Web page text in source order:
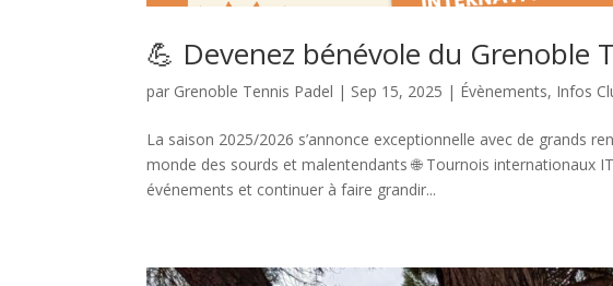
💪 Devenez bénévole du Grenoble
par Grenoble Tennis Padel | Sep 15, 2025 | Évènements, Infos
La saison 2025/2026 s’annonce exceptionnelle avec de grands
monde des sourds et malentendants 🌐 Tournois internationaux
événements et continuer à faire grandir...